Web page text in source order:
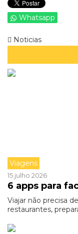
Whatsapp
Noticias
Viagens
15 julho 2026
6 apps para
Viajar não precisa
restaurantes,